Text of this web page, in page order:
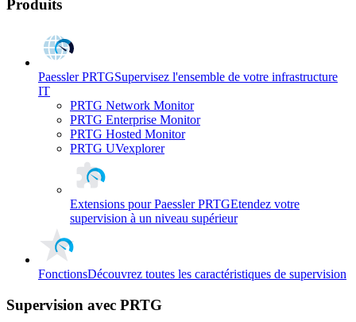
Produits
Paessler PRTGSupervisez l'ensemble de votre infrastructure
IT
PRTG Network Monitor
PRTG Enterprise Monitor
PRTG Hosted Monitor
PRTG UVexplorer
Extensions pour Paessler PRTGEtendez votre
supervision à un niveau supérieur
FonctionsDécouvrez toutes les caractéristiques de supervision
Supervision avec PRTG